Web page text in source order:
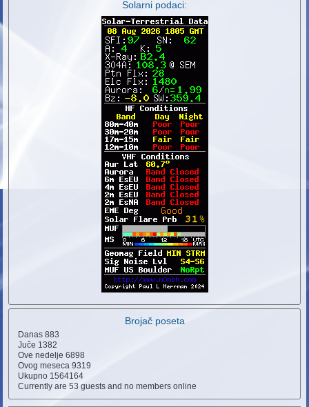
Solarni podaci:
Brojač poseta
Danas883
Juče 1382
Ove nedelje6898
Ovog meseca9319
Ukupno 1564164
Currently are 53 guests and no members online